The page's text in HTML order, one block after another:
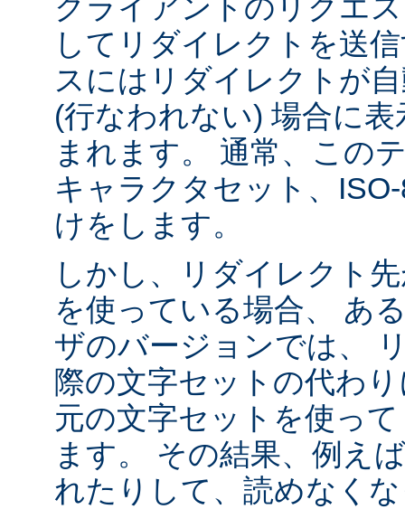
クライアントのリクエ
してリダイレクトを送
スにはリダイレクトが
(行なわれない) 場合に
まれます。 通常、この
キャラクタセット、
けをします。
しかし、リダイレクト
を使っている場合、 あ
ザのバージョンでは、
際の文字セットの代わ
元の文字セットを使っ
ます。 その結果、例え
れたりして、読めなく